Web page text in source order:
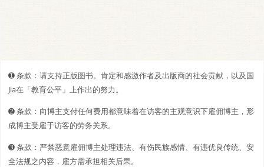
➊️ 条款：请支持正版图书。肯定和感激作者及出版商的社会贡献，以及国
Jia在「教育公平」上作出的努力。
➋️️ 条款：向博主支付任何费用都意味着在访客的主观意识下雇佣博主，形
成博主受雇于访客的劳务关系。
➌ 条款：严禁恶意雇佣博主处理违法、有伤民族感情、有违优良传统、安
全法规之内容，雇方需承担相关后果。